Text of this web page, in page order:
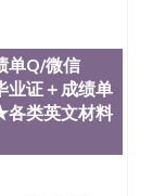
单Q/微信
证＋成绩单
类英文材料